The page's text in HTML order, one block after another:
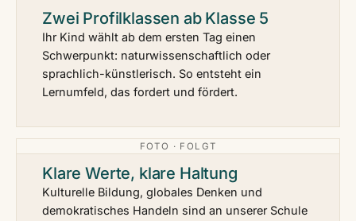
Zwei Profilklassen ab Klasse 5
Ihr Kind wählt ab dem ersten Tag einen
Schwerpunkt: naturwissenschaftlich oder
sprachlich-künstlerisch. So entsteht ein
Lernumfeld, das fordert und fördert.
FOTO · FOLGT
Klare Werte, klare Haltung
Kulturelle Bildung, globales Denken und
demokratisches Handeln sind an unserer Schule